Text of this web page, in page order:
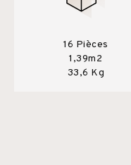
16 Pièces
1,39m2
33,6 Kg